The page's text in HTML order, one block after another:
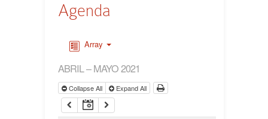
Agenda
Array
ABRIL – MAYO 2021
Collapse All Expand All